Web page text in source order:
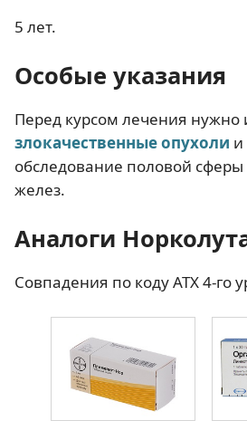
5 лет.
Особые указания
Перед курсом лечения нужно
злокачественные опухоли и
обследование половой
желез.
Аналоги
Совпадения по коду АТХ 4-го